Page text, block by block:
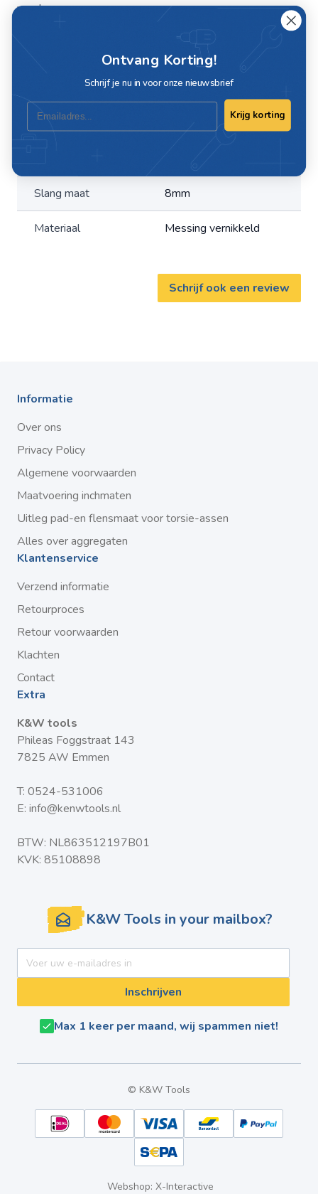
voorkomen
Specificaties
Artikelnummer C249D-20-8
Slang maat 8mm
Materiaal Messing vernikkeld
Schrijf ook een review
Informatie
Over ons
Privacy Policy
Algemene voorwaarden
Maatvoering inchmaten
Uitleg pad-en flensmaat voor torsie-assen
Alles over aggregaten
Klantenservice
Verzend informatie
Retourproces
Retour voorwaarden
Klachten
Contact
Extra
K&W tools
Phileas Foggstraat 143
7825 AW Emmen
T: 0524-531006
E: info@kenwtools.nl
BTW: NL863512197B01
KVK: 85108898
K&W Tools in your mailbox?
Inschrijven
Max 1 keer per maand, wij spammen niet!
© K&W Tools
Webshop: X-Interactive
Ontvang Korting!
Schrijf je nu in voor onze nieuwsbrief
Email
Krijg korting